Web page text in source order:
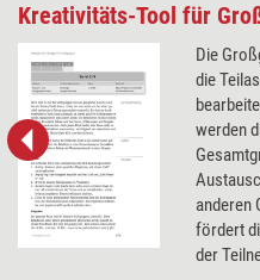
Kreativitäts-Tool für
Die
die
werden
anderen
fördert
der